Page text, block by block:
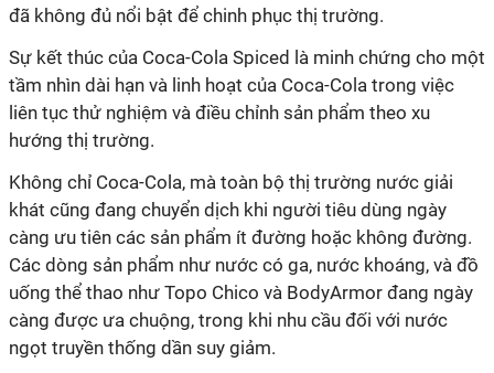
đã không đủ nổi bật để chinh phục thị trường.
Sự kết thúc của Coca-Cola Spiced là minh chứng cho một
tầm nhìn dài hạn và linh hoạt của Coca-Cola trong việc
liên tục thử nghiệm và điều chỉnh sản phẩm theo xu
hướng thị trường.
Không chỉ Coca-Cola, mà toàn bộ thị trường nước giải
khát cũng đang chuyển dịch khi người tiêu dùng ngày
càng ưu tiên các sản phẩm ít đường hoặc không đường.
Các dòng sản phẩm như nước có ga, nước khoáng, và đồ
uống thể thao như Topo Chico và BodyArmor đang ngày
càng được ưa chuộng, trong khi nhu cầu đối với nước
ngọt truyền thống dần suy giảm.